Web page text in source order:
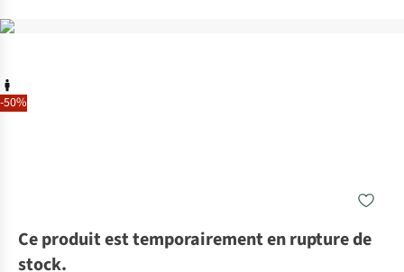
-50%
Ce produit est temporairement en rupture de
stock.